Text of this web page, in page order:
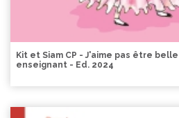
Kit et Siam CP - J'aime pas être
enseignant - Ed. 2024